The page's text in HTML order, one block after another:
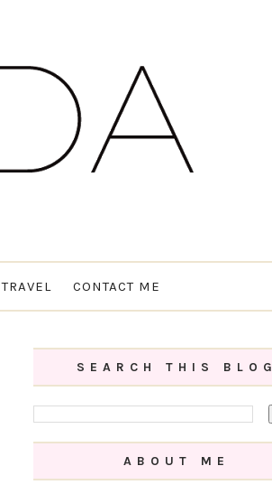
TRAVEL CONTACT ME
SEARCH THIS BLOG
ABOUT ME